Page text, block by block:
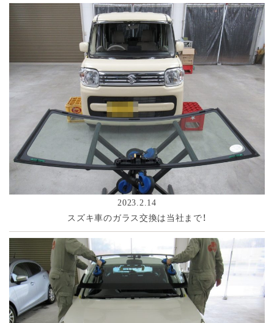
2023.2.14
スズキ車のガラス交換は当社まで！